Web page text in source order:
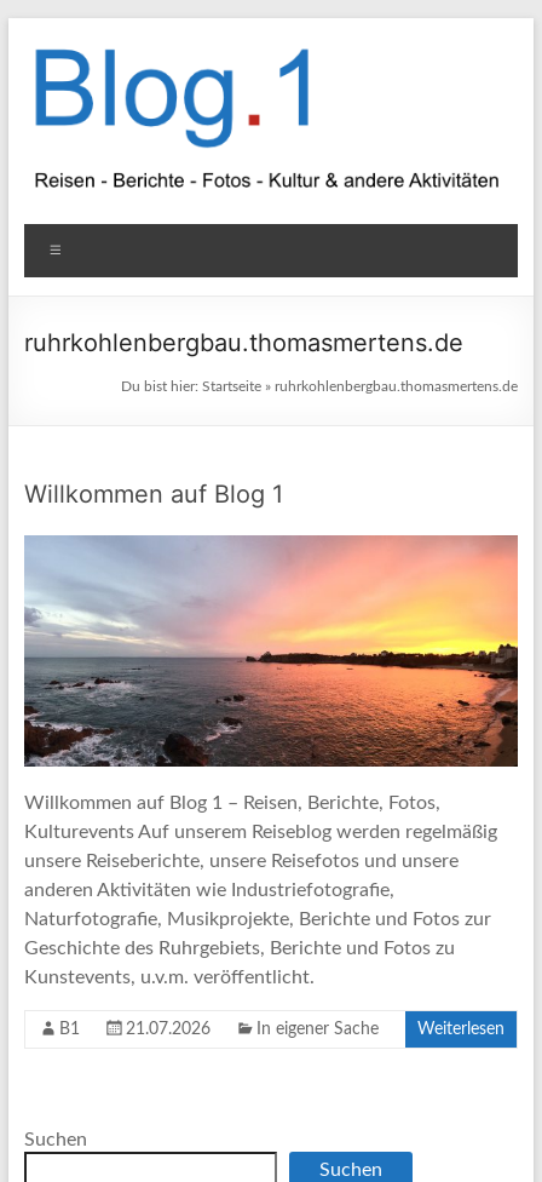
Inhalt
springen
Blog
1
Reisen
–
&
ruhrkohlenbergbau.thomasmertens.de
Du bist hier:Startseite »ruhrkohlenbergbau.thomasmertens.de
Willkommen auf Blog 1
Willkommen auf Blog 1 – Reisen, Berichte, Fotos,
Kulturevents Auf unserem Reiseblog werden regelmäßig
unsere Reiseberichte, unsere Reisefotos und unsere
anderen Aktivitäten wie Industriefotografie,
Naturfotografie, Musikprojekte, Berichte und Fotos zur
Geschichte des Ruhrgebiets, Berichte und Fotos zu
Kunstevents, u.v.m. veröffentlicht.
B1 21.07.2026 In eigener Sache Weiterlesen
Suchen
Suchen